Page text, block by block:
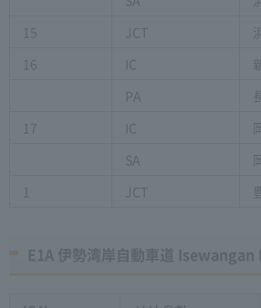
15
JCT
16
IC
PA
17
IC
SA
1
JCT
E1A 伊勢湾岸自動車道